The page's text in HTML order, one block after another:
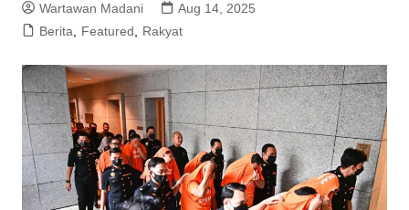
Wartawan Madani
Aug 14, 2025
Berita, Featured, Rakyat